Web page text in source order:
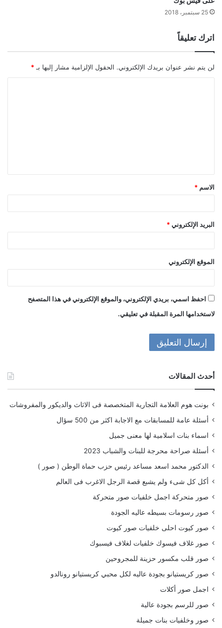
25 سبتمبر، 2018
اترك تعليقاً
لن يتم نشر عنوان بريدك الإلكتروني. الحقول الإلزامية مشار إليها بـ *
ق
*
الاسم *
البريد الإلكتروني *
الموقع الإلكتروني
احفظ اسمي، بريدي الإلكتروني، والموقع الإلكتروني في هذا المتصفح
لاستخدامها المرة المقبلة في تعليقي.
أحدث المقالات
بونت هوم العلامة التجارية المتخصصة فى الاثاث والديكور والمفروشات
أسئلة عامة للمسابقات مع الاجابة اكثر من 500 سؤال
اسماء بنات اسلامية لها معنى جميل
أسئلة صراحة محرجة للبنات والشباب 2023
الدكتور محمد اسعد مساعد رئيس حزب حماة الوطن ( صور )
أكل كل شىء ولم يشبع قصة الرجل الاغرب فى العالم
صور متحركة اجمل خلفيات صور متحركة
صور رسومات بسيطه عاليه الجودة
صور كيوت احلى خلفيات صور كيوت
صور غلاف فيسوك خلفيات لغلاف فيسبوك
صور قلب مكسور حزينة للمجروحين
صور كريستيانو بجودة عاليه لكل محبي كريستيانو رونالدو
اجمل صور أكلات
صور للرسم بجودة عالية
صور وخلفيات بنات جميلة